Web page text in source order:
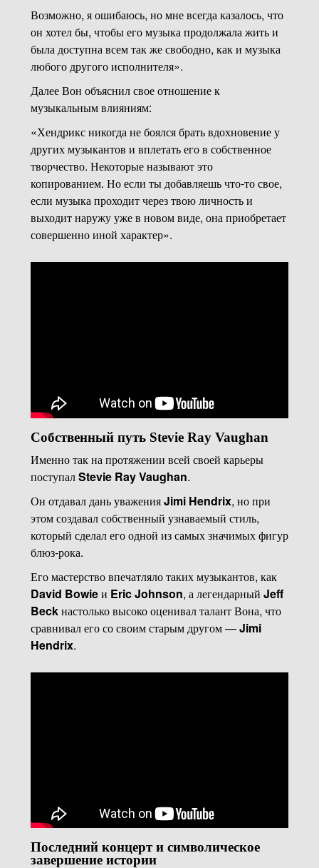
Возможно, я ошибаюсь, но мне всегда казалось, что
он хотел бы, чтобы его музыка продолжала жить и
была доступна всем так же свободно, как и музыка
любого другого исполнителя».
Далее Вон объяснил свое отношение к
музыкальным влияниям:
«Хендрикс никогда не боялся брать вдохновение у
других музыкантов и вплетать его в собственное
творчество. Некоторые называют это
копированием. Но если ты добавляешь что-то свое,
если музыка проходит через твою личность и
выходит наружу уже в новом виде, она приобретает
совершенно иной характер».
Собственный путь Stevie Ray Vaughan
Именно так на протяжении всей своей карьеры
поступалStevie Ray Vaughan.
Он отдавал дань уваженияJimi Hendrix, но при
этом создавал собственный узнаваемый стиль,
который сделал его одной из самых значимых фигур
блюз-рока.
Его мастерство впечатляло таких музыкантов, как
David Bowieи Eric Johnson, а легендарный Jeff
Beckнастолько высоко оценивал талант Вона, что
сравнивал его со своим старым другом —Jimi
Hendrix.
Последний концерт и символическое
завершение истории